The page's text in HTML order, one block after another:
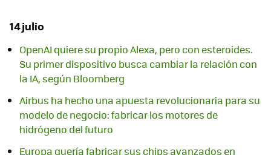
14 julio
OpenAI quiere su propio Alexa, pero con esteroides.
Su primer dispositivo busca cambiar la relación con
la IA, según Bloomberg
Airbus ha hecho una apuesta revolucionaria para su
modelo de negocio: fabricar los motores de
hidrógeno del futuro
Europa quería fabricar sus chips avanzados en